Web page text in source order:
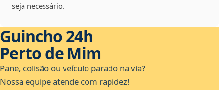
seja necessário.
Guincho 24h
Perto de Mim
Pane, colisão ou veículo parado na via?
Nossa equipe atende com rapidez!